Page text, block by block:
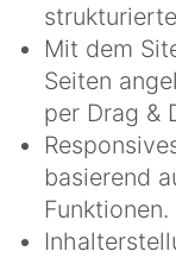
Mit dem
Seiten
per Drag &
basierend
Funktionen.